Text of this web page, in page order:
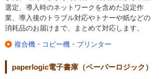
選定、導入時のネットワークを含めた設定作
業、導入後のトラブル対応やトナーや紙などの
消耗品のお届けまで、まとめて対応します。
複合機・コピー機・プリンター
paperlogic電子書庫（ペーパーロジック）